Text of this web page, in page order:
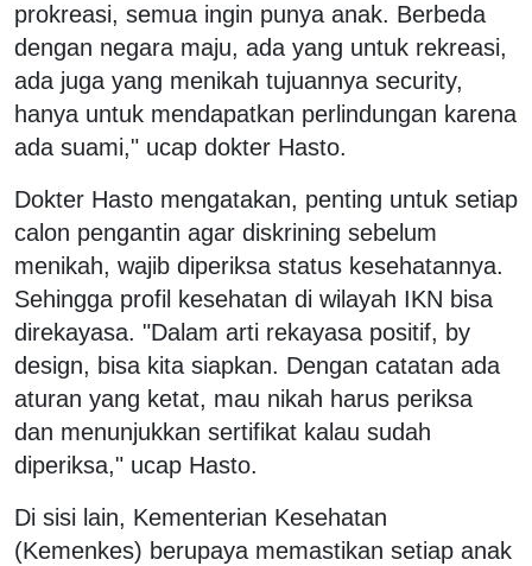
prokreasi, semua ingin punya anak. Berbeda
dengan negara maju, ada yang untuk rekreasi,
ada juga yang menikah tujuannya security,
hanya untuk mendapatkan perlindungan karena
ada suami," ucap dokter Hasto.
Dokter Hasto mengatakan, penting untuk setiap
calon pengantin agar diskrining sebelum
menikah, wajib diperiksa status kesehatannya.
Sehingga profil kesehatan di wilayah IKN bisa
direkayasa. "Dalam arti rekayasa positif, by
design, bisa kita siapkan. Dengan catatan ada
aturan yang ketat, mau nikah harus periksa
dan menunjukkan sertifikat kalau sudah
diperiksa," ucap Hasto.
Di sisi lain, Kementerian Kesehatan
(Kemenkes) berupaya memastikan setiap anak